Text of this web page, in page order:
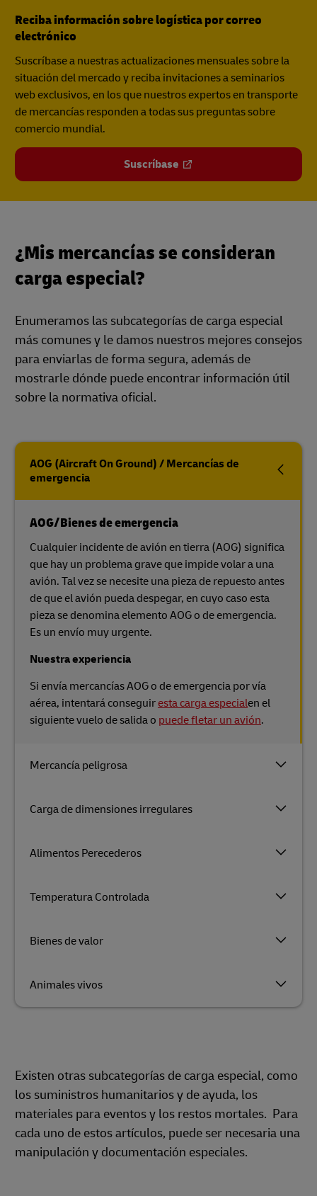
Reciba información sobre logística por correo
electrónico
Suscríbase a nuestras actualizaciones mensuales sobre la
situación del mercado y reciba invitaciones a seminarios
web exclusivos, en los que nuestros expertos en transporte
de mercancías responden a todas sus preguntas sobre
comercio mundial.
Suscríbase
¿Mis mercancías se consideran
carga especial?
Enumeramos las subcategorías de carga especial
más comunes y le damos nuestros mejores consejos
para enviarlas de forma segura, además de
mostrarle dónde puede encontrar información útil
sobre la normativa oficial.
AOG (Aircraft On Ground) / Mercancías de
emergencia
Mercancía peligrosa
Carga de dimensiones irregulares
Alimentos Perecederos
Temperatura Controlada
Bienes de valor
Animales vivos
AOG/Bienes de emergencia
Cualquier incidente de avión en tierra (AOG) significa
que hay un problema grave que impide volar a una
avión. Tal vez se necesite una pieza de repuesto antes
de que el avión pueda despegar, en cuyo caso esta
pieza se denomina elemento AOG o de emergencia.
Es un envío muy urgente.
Nuestra experiencia
Si envía mercancías AOG o de emergencia por vía
aérea, intentará conseguir esta carga especialen el
siguiente vuelo de salida o puede fletar un avión.
Existen otras subcategorías de carga especial, como
los suministros humanitarios y de ayuda, los
materiales para eventos y los restos mortales. Para
cada uno de estos artículos, puede ser necesaria una
manipulación y documentación especiales.